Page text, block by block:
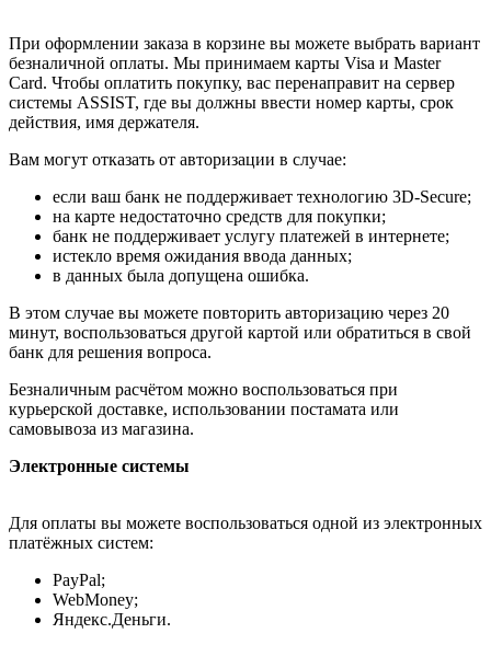
При оформлении заказа в корзине вы можете выбрать вариант
безналичной оплаты. Мы принимаем карты Visa и Master
Card. Чтобы оплатить покупку, вас перенаправит на сервер
системы ASSIST, где вы должны ввести номер карты, срок
действия, имя держателя.
Вам могут отказать от авторизации в случае:
если ваш банк не поддерживает технологию 3D-Secure;
на карте недостаточно средств для покупки;
банк не поддерживает услугу платежей в интернете;
истекло время ожидания ввода данных;
в данных была допущена ошибка.
В этом случае вы можете повторить авторизацию через 20
минут, воспользоваться другой картой или обратиться в свой
банк для решения вопроса.
Безналичным расчётом можно воспользоваться при
курьерской доставке, использовании постамата или
самовывоза из магазина.
Электронные системы
Для оплаты вы можете воспользоваться одной из электронных
платёжных систем:
PayPal;
WebMoney;
Яндекс.Деньги.